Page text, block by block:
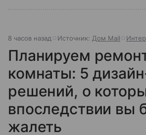
8 часов назад Источник: Дом Mail
Планируем
комнаты: 5
решений, о
впоследствии вы
жалеть